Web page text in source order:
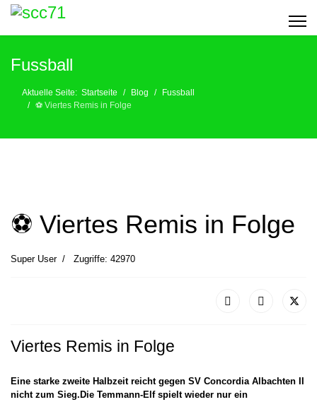
Fussball
Aktuelle Seite: Startseite Blog
Fussball
⚽️ Viertes Remis in Folge
⚽️ Viertes Remis in Folge
Super User Zugriffe: 42970
Viertes Remis in Folge
Eine starke zweite Halbzeit reicht gegen SV Concordia Albachten II
nicht zum Sieg.Die Temmann-Elf spielt wieder nur ein